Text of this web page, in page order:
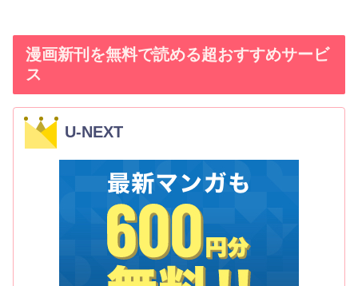
漫画新刊を無料で読める超おすすめサービ
ス
U-NEXT